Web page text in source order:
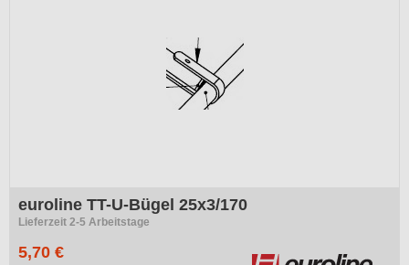
euroline TT-U-Bügel 25x3/170
Lieferzeit 2-5 Arbeitstage
5,70 €